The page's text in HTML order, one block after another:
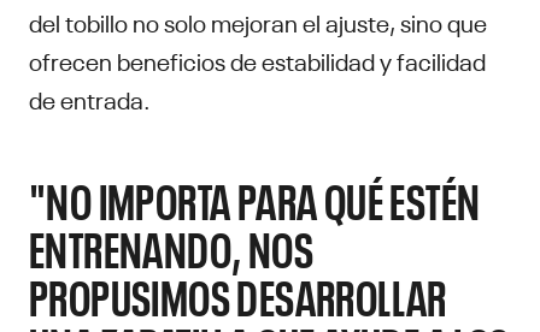
del tobillo no solo mejoran el ajuste, sino que
ofrecen beneficios de estabilidad y facilidad
de entrada.
"NO IMPORTA PARA QUÉ ESTÉN
ENTRENANDO, NOS
PROPUSIMOS DESARROLLAR